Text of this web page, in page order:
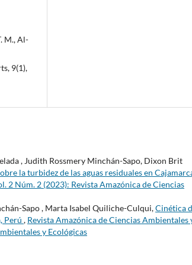
M., Al-
9(1),
, Judith Rossmery Minchán-Sapo, Dixon Brit
la turbidez de las aguas residuales en
2 Núm. 2 (2023): Revista Amazónica de Ciencias
Sapo , Marta Isabel Quiliche-Culqui,Cinética
Perú , Revista Amazónica de Ciencias Ambientales
y Ecológicas